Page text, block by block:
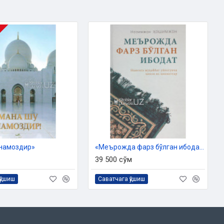
39 500 сўм
Саватчага қўшиш